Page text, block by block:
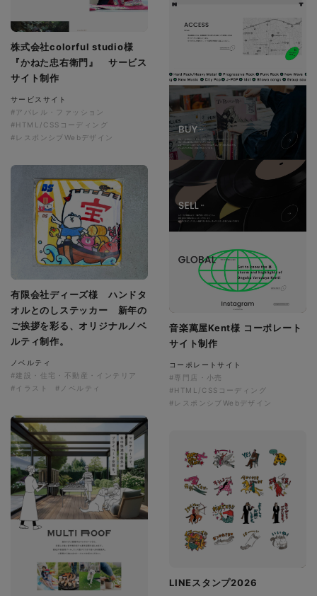
株式会社colorful studio様
『かねた忠右衛門』 サービス
サイト制作
サービスサイト
#アパレル・ファッション
#HTML/CSSコーディング
#レスポンシブWebデザイン
音楽萬屋Kent様 コーポレート
サイト制作
コーポレートサイト
#専門店・小売
#HTML/CSSコーディング
#レスポンシブWebデザイン
有限会社ディーズ様 ハンドタ
オルとのしステッカー 新年の
ご挨拶を彩る、オリジナルノベ
ルティ制作。
ノベルティ
#建設・住宅・不動産・インテリア
#イラスト
#ノベルティ
LINEスタンプ2026